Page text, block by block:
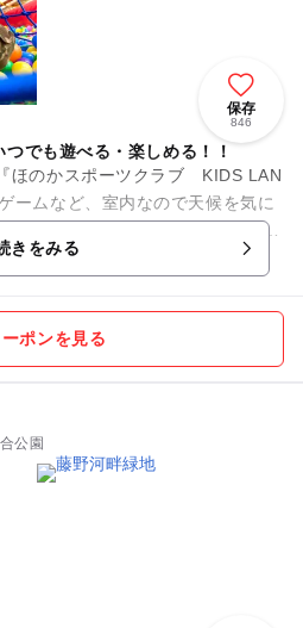
保存
846
でも遊べる・楽しめる！！
ほのかスポーツクラブ KIDS LAN
ームなど、室内なので天候を気に
もいっきり遊べます。 スポーツク
きをみる
ポンを見る
公園